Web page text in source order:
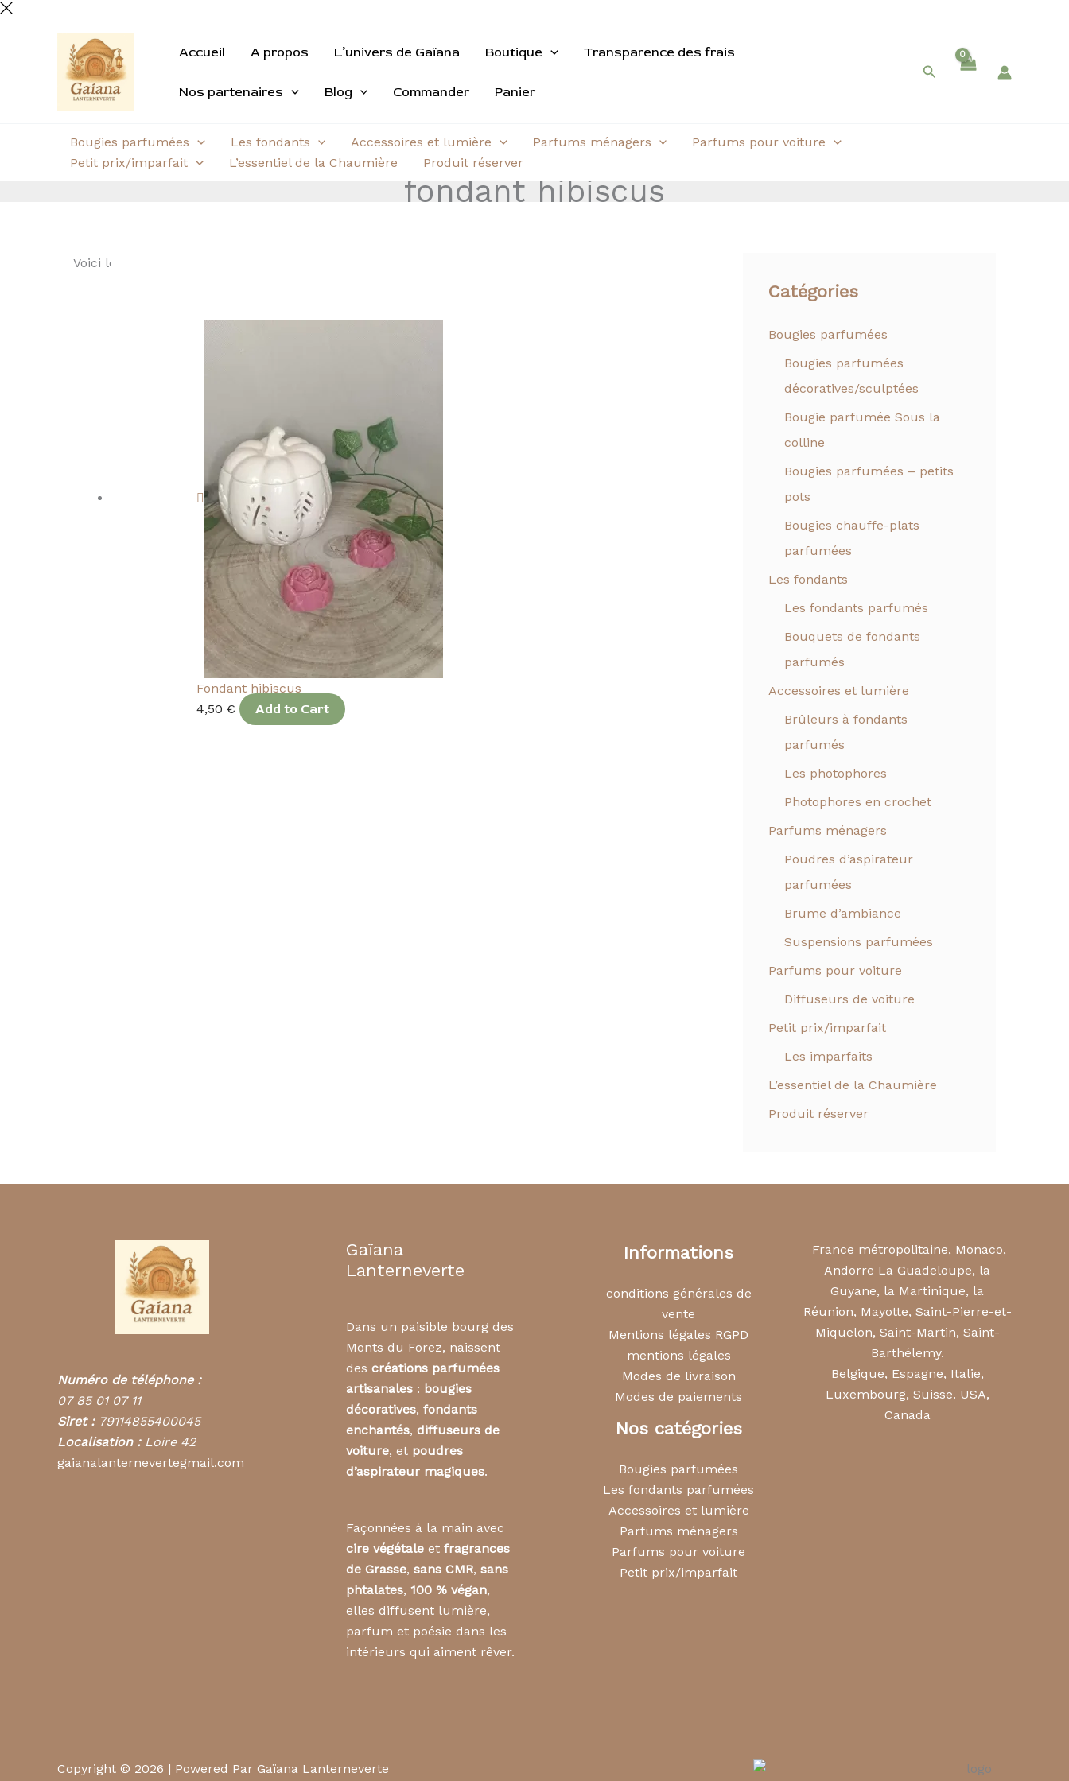
Aller
Accueil A propos L’univers de Gaïana Boutique Transparence des frais
Nos partenaires Blog Commander Panier
Rechercher
Bougies parfumées Les fondants Accessoires et lumière Parfums ménagers
Parfums pour voiture
Petit prix/imparfait
L’essentiel de la Chaumière Produit réserver
fondant hibiscus
Voici le seul résultat
Fondant hibiscus
4,50 € Add to Cart
Catégories
Bougies parfumées
Bougies parfumées
décoratives/sculptées
Bougie parfumée Sous la
colline
Bougies parfumées – petits
pots
Bougies chauffe-plats
parfumées
Les fondants
Les fondants parfumés
Bouquets de fondants
parfumés
Accessoires et lumière
Brûleurs à fondants
parfumés
Les photophores
Photophores en crochet
Parfums ménagers
Poudres d’aspirateur
parfumées
Brume d’ambiance
Suspensions parfumées
Parfums pour voiture
Diffuseurs de voiture
Petit prix/imparfait
Les imparfaits
L’essentiel de la Chaumière
Produit réserver
Numéro de téléphone :
07 85 01 07 11
Siret : 79114855400045
Localisation :Loire 42
gaianalanternevertegmail.com
Gaïana
Lanterneverte
Dans un paisible bourg des
Monts du Forez, naissent
des créations parfumées
artisanales: bougies
décoratives, fondants
enchantés, diffuseurs de
voiture, et poudres
d’aspirateur magiques.
Façonnées à la main avec
cire végétaleet fragrances
de Grasse, sans CMR, sans
phtalates, 100 % végan,
elles diffusent lumière,
parfum et poésie dans les
intérieurs qui aiment rêver.
Informations
conditions générales de
vente
Mentions légales RGPD
mentions légales
Modes de livraison
Modes de paiements
Nos catégories
Bougies parfumées
Les fondants parfumées
Accessoires et lumière
Parfums ménagers
Parfums pour voiture
Petit prix/imparfait
France métropolitaine, Monaco,
Andorre La Guadeloupe, la
Guyane, la Martinique, la
Réunion, Mayotte, Saint-Pierre-et-
Miquelon, Saint-Martin, Saint-
Barthélemy.
Belgique, Espagne, Italie,
Luxembourg, Suisse. USA,
Canada
Copyright © 2026 | Powered Par Gaïana Lanterneverte